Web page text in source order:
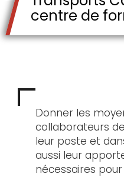
centre de
Donner les
collaborateurs
leur poste et
aussi leur
nécessaires